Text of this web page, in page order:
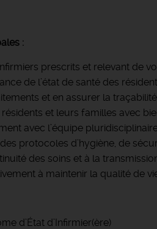
:
prescrits et relevant de
de l’état de santé des
et en assurer la traçabilité
et leurs familles avec
avec l’équipe
protocoles d’hygiène, de
des soins et à la
à maintenir la qualité de
d’État d’Infirmier(ère)